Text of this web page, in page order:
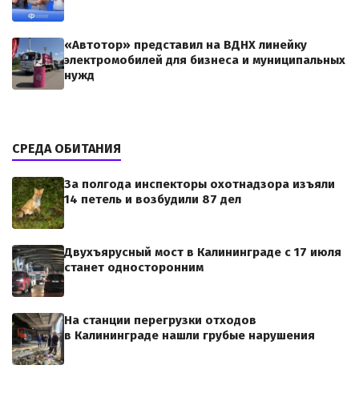
«Автотор» представил на ВДНХ линейку
электромобилей для бизнеса и муниципальных
нужд
СРЕДА ОБИТАНИЯ
За полгода инспекторы охотнадзора изъяли
14 петель и возбудили 87 дел
Двухъярусный мост в Калининграде с 17 июля
станет односторонним
На станции перегрузки отходов
в Калининграде нашли грубые нарушения